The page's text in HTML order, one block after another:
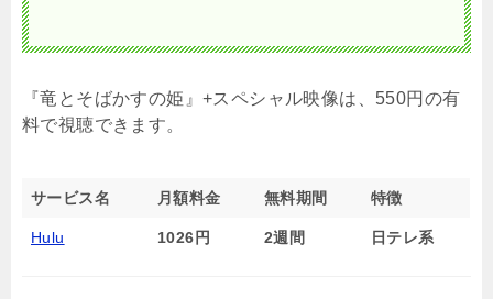
『竜とそばかすの姫』+スペシャル映像は、550円の有
料で視聴できます。
サービス名 月額料金 無料期間 特徴
Hulu 1026円 2週間 日テレ系